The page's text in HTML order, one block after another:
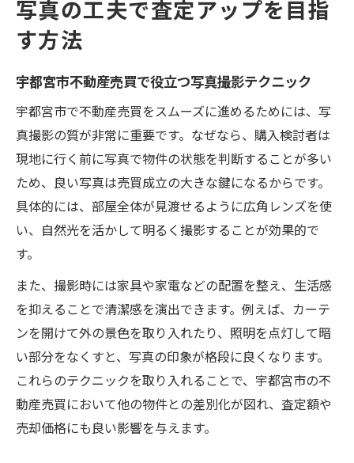
写真の工夫で査定アップを目指
す方法
宇都宮市不動産売買で役立つ写真撮影テクニック
宇都宮市で不動産売買をスムーズに進めるためには、写
真撮影の質が非常に重要です。なぜなら、購入検討者は
現地に行く前に写真で物件の状態を判断することが多い
ため、良い写真は売買成立の大きな鍵になるからです。
具体的には、部屋全体が見渡せるように広角レンズを使
い、自然光を活かして明るく撮影することが効果的で
す。
また、撮影時には家具や家電などの配置を整え、生活感
を抑えることで清潔感を演出できます。例えば、カーテ
ンを開けて外の景色を取り入れたり、照明を点灯して暗
い部分をなくすと、写真の印象が格段に良くなります。
これらのテクニックを取り入れることで、宇都宮市の不
動産売買において他の物件との差別化が図れ、査定額や
売却価格にも良い影響を与えます。